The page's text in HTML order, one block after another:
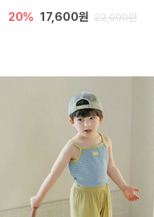
20% 17,600원 22,000원